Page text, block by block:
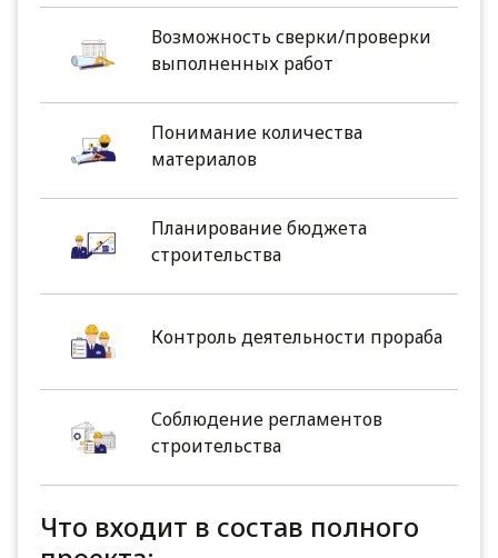
Возможность сверки/проверки
выполненных работ
Понимание количества
материалов
Планирование бюджета
строительства
Контроль деятельности прораба
Соблюдение регламентов
строительства
Что входит в состав полного